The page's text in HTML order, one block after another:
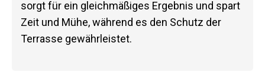
sorgt für ein gleichmäßiges Ergebnis und spart
Zeit und Mühe, während es den Schutz der
Terrasse gewährleistet.